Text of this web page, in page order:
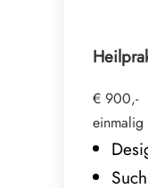
€ 900,-
einmalig